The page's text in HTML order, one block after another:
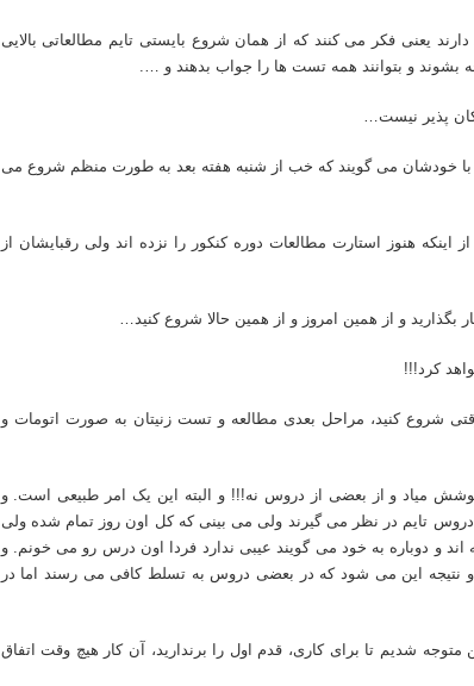
یعنی فکر می کنند که از همان شروع بایستی تایم مطالعاتی بالایی
بشوند و بتوانند همه تست ها را جواب بدهند و ….
پذیر نیست…
با خودشان می گویند که خب از شنبه هفته بعد به طورت منظم شروع می
هنوز استارت مطالعات دوره کنکور را نزده اند ولی رقبایشان از
بگذارید و از همین امروز و از همین حالا شروع کنید…
کرد!!!
کنید، مراحل بعدی مطالعه و تست زنیتان به صورت اتومات و
میاد و از بعضی از دروس نه!!! و البته این یک امر طبیعی است. و
دروس تایم در نظر می گیرند ولی می بینی که کل اون روز تمام شده ولی
و دوباره به خود می گویند عیبی ندارد فردا اون درس رو می خونم. و
نتیجه این می شود که در بعضی دروس به تسلط کافی می رسند اما در
شدیم تا برای کاری، قدم اول را برندارید، آن کار هیچ وقت اتفاق